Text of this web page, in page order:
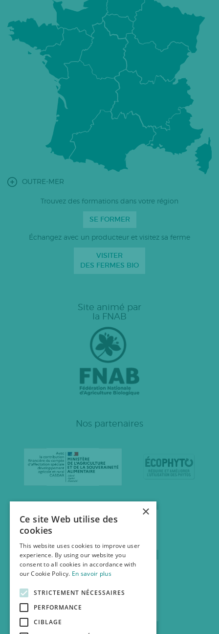
OUTRE-MER
Trouvez des formations dans votre région
SE FORMER
Échangez avec un producteur et visitez sa ferme
VISITER
DES FERMES BIO
Site animé par
la FNAB
Nos partenaires
×
Ce site Web utilise des
cookies
This website uses cookies to improve user
experience. By using our website you
consent to all cookies in accordance with
our Cookie Policy. En savoir plus
STRICTEMENT NÉCESSAIRES
PERFORMANCE
CIBLAGE